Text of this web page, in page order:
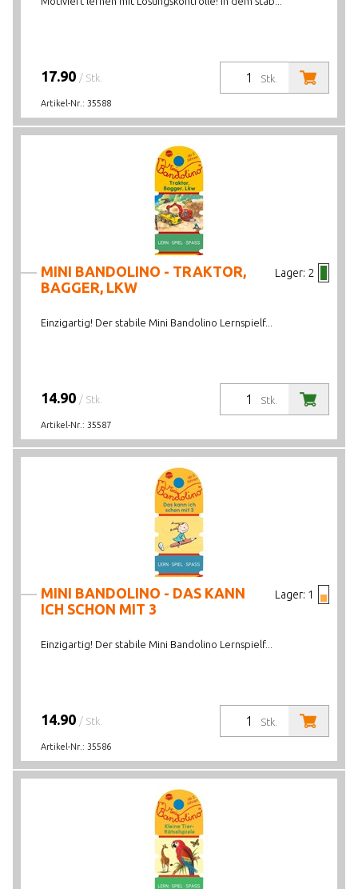
Stk.
17.90 / Stk.
Artikel-Nr.: 35588
Lager: 2
MINI BANDOLINO - TRAKTOR,
BAGGER, LKW
Einzigartig! Der stabile Mini Bandolino Lernspielf...
Stk.
14.90 / Stk.
Artikel-Nr.: 35587
Lager: 1
MINI BANDOLINO - DAS KANN
ICH SCHON MIT 3
Einzigartig! Der stabile Mini Bandolino Lernspielf...
Stk.
14.90 / Stk.
Artikel-Nr.: 35586